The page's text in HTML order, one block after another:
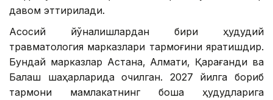
давом эттирилади.
Асосий йўналишлардан бири ҳудудий
травматология марказлари тармоғини яратишдир.
Бундай марказлар Астана, Алмати, Қарағанди ва
Балқаш шаҳарларида очилган. 2027 йилга бориб
тармоқни мамлакатнинг бошқа ҳудудларига